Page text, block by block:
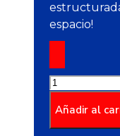
espacio!
Pared
Laia
Gris
30*60
Añadir al